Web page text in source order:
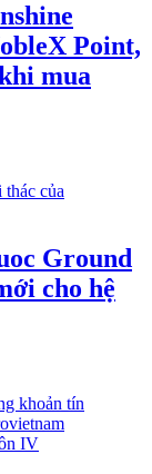
Point,
mua
Ground
cho hệ